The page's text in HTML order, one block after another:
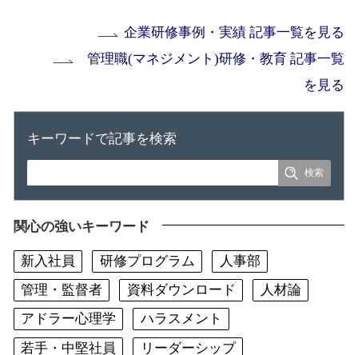
企業研修事例・実績 記事一覧を見る
管理職(マネジメント)研修・教育 記事一覧
を見る
キーワードで記事を検索
関心の強いキーワード
新入社員 研修プログラム
人事部
管理・監督者
資料ダウンロード
人材論
アドラー心理学
ハラスメント
若手・中堅社員
リーダーシップ